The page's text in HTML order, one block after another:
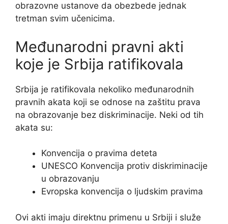
obrazovne ustanove da obezbede jednak
tretman svim učenicima.
Međunarodni pravni akti
koje je Srbija ratifikovala
Srbija je ratifikovala nekoliko međunarodnih
pravnih akata koji se odnose na zaštitu prava
na obrazovanje bez diskriminacije. Neki od tih
akata su:
Konvencija o pravima deteta
UNESCO Konvencija protiv diskriminacije
u obrazovanju
Evropska konvencija o ljudskim pravima
Ovi akti imaju direktnu primenu u Srbiji i služe